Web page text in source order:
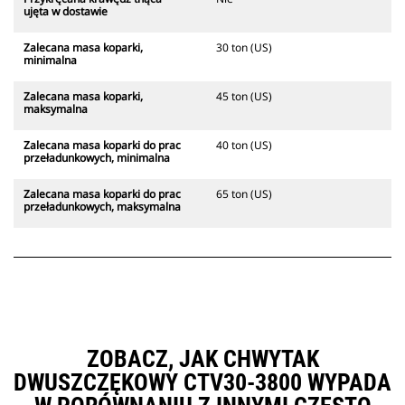
ujęta w dostawie
Zalecana masa koparki,
minimalna
30 ton (US)
Zalecana masa koparki,
maksymalna
45 ton (US)
Zalecana masa koparki do prac
przeładunkowych, minimalna
40 ton (US)
Zalecana masa koparki do prac
przeładunkowych, maksymalna
65 ton (US)
ZOBACZ, JAK CHWYTAK
DWUSZCZĘKOWY CTV30-3800 WYPADA